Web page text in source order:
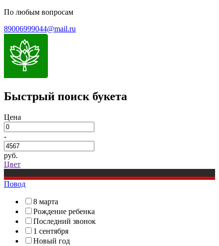
По любым вопросам
89006999044@mail.ru
Быстрый поиск букета
Цена
-
руб.
Цвет
Повод
8 марта
Рождение ребенка
Последний звонок
1 сентября
Новый год